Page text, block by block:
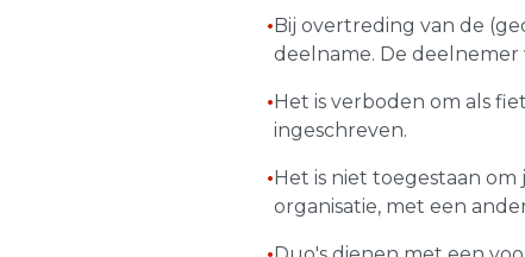
•Bij overtreding van de
deelname. De
•Het is verboden om als
ingeschreven.
•Het is niet toegestaan
organisatie, met een